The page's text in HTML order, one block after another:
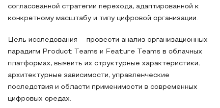
согласованной стратегии перехода, адаптированной к
конкретному масштабу и типу цифровой организации.
Цель исследования – провести анализ организационных
парадигм Product Teams и Feature Teams в облачных
платформах, выявить их структурные характеристики,
архитектурные зависимости, управленческие
последствия и области применимости в современных
цифровых средах.